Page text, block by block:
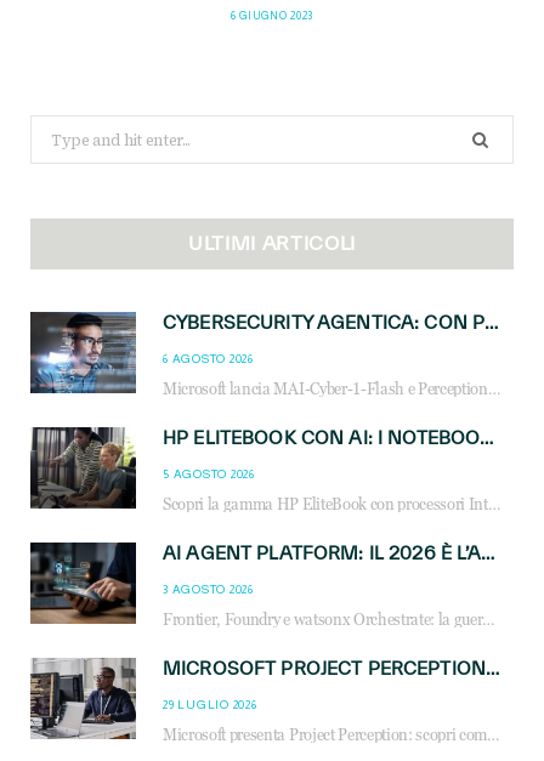
6 GIUGNO 2023
for:
ULTIMI ARTICOLI
CYBERSECURITY AGENTICA: CON PERCEPTION E MAI-CYBER-1-FLASH MICROSOFT APRE NUOVI SERVIZI PER IL CANALE
6 AGOSTO 2026
Microsoft lancia MAI-Cyber-1-Flash e Perception: cybersecurity agentica in preview dal 3 novembre. Cosa cambia per MSP, system integrator e reseller.
HP ELITEBOOK CON AI: I NOTEBOOK BUSINESS INTELLIGENTI CHE TRASFORMANO PRODUTTIVITÀ, SICUREZZA E LAVORO IBRIDO
5 AGOSTO 2026
Scopri la gamma HP EliteBook con processori Intel® Core™ Ultra e AMD Ryzen™ AI. Notebook business progettati per aumentare la produttività, migliorare la collaborazione e garantire sicurezza avanzata in ufficio e in mobilità.
AI AGENT PLATFORM: IL 2026 È L’ANNO DEL «SISTEMA OPERATIVO» PER GLI AGENTI AZIENDALI
3 AGOSTO 2026
Frontier, Foundry e watsonx Orchestrate: la guerra delle piattaforme AI agent ridisegna il mercato IT. Cosa cambia per reseller, MSP e system integrator.
MICROSOFT PROJECT PERCEPTION: COME GLI AGENTI AI CAMBIERANNO SOC, CYBERSECURITY E SERVIZI MSP
29 LUGLIO 2026
Microsoft presenta Project Perception: scopri come gli agenti AI possono trasformare cybersecurity, SOC e servizi gestiti degli MSP.